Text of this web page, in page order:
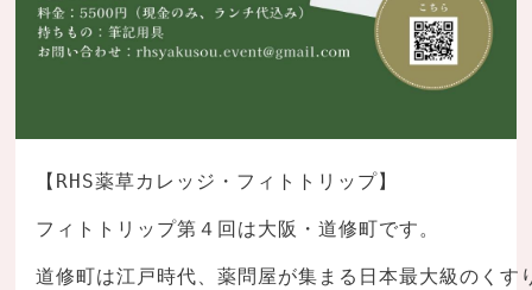
【RHS薬草カレッジ・フィトトリップ】
フィトトリップ第４回は大阪・道修町です。
道修町は江戸時代、薬問屋が集まる日本最大級のく